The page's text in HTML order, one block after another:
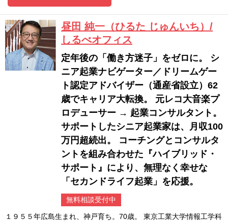
昼田 純一（ひるた じゅんいち）/
しるべオフィス
定年後の「働き方迷子」をゼロに。 シ
ニア起業ナビゲーター／ドリームゲー
ト認定アドバイザー（通産省設立）62
歳でキャリア大転換。 元レコ大音楽プ
ロデューサー → 起業コンサルタント。
サポートしたシニア起業家は、月収100
万円超続出。 コーチングとコンサルタ
ントを組み合わせた『ハイブリッド・
サポート』により、無理なく幸せな
「セカンドライフ起業」を応援。
無料相談受付中
１９５５年広島生まれ、神戸育ち。70歳。 東京工業大学情報工学科